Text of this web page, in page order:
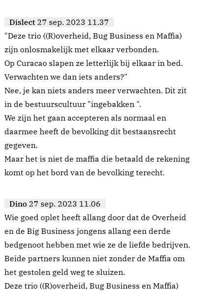
Dislect 27 sep. 2023 11.37
"Deze trio ((R)overheid, Bug Business en Maffia)
zijn onlosmakelijk met elkaar verbonden.
Op Curacao slapen ze letterlijk bij elkaar in bed.
Verwachten we dan iets anders?"
Nee, je kan niets anders meer verwachten. Dit zit
in de bestuurscultuur "ingebakken ".
We zijn het gaan accepteren als normaal en
daarmee heeft de bevolking dit bestaansrecht
gegeven.
Maar het is niet de maffia die betaald de rekening
komt op het bord van de bevolking terecht.
Dino 27 sep. 2023 11.06
Wie goed oplet heeft allang door dat de Overheid
en de Big Business jongens allang een derde
bedgenoot hebben met wie ze de liefde bedrijven.
Beide partners kunnen niet zonder de Maffia om
het gestolen geld weg te sluizen.
Deze trio ((R)overheid, Bug Business en Maffia)